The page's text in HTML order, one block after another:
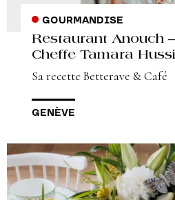
GOURMANDISE
Restaurant Anouch
Cheffe Tamara
Sa recette Betterave & Café
GENÈVE